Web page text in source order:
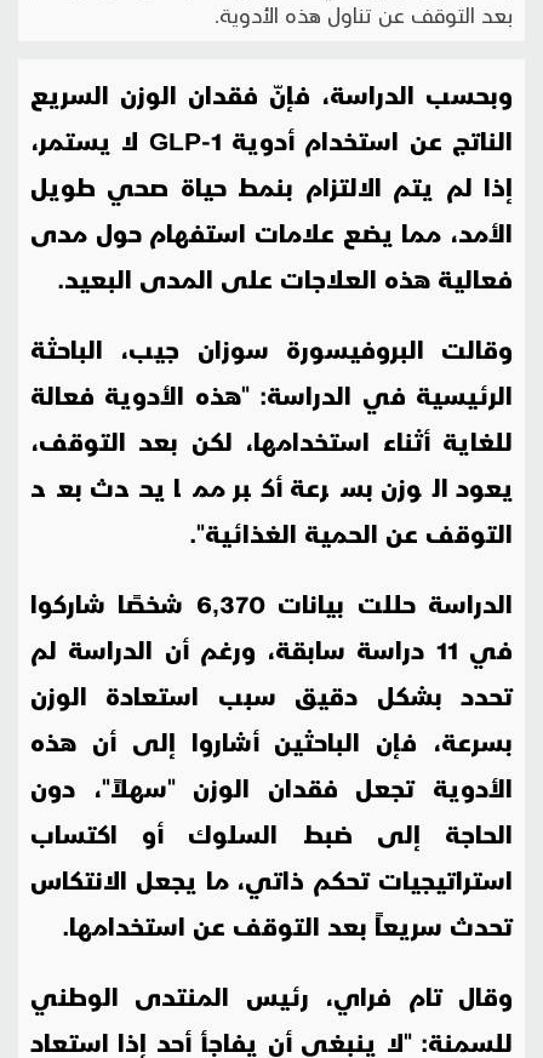
بعد التوقف عن تناول هذه الأدوية.
وبحسب الدراسة، فإنّ فقدان الوزن السريع
الناتج عن استخدام أدوية GLP-1 لا يستمر،
إذا لم يتم الالتزام بنمط حياة صحي طويل
الأمد، مما يضع علامات استفهام حول مدى
فعالية هذه العلاجات على المدى البعيد.
وقالت البروفيسورة سوزان جيب، الباحثة
الرئيسية في الدراسة: "هذه الأدوية فعالة
للغاية أثناء استخدامها، لكن بعد التوقف،
يعود الوزن بسرعة أكبر مما يحدث بعد
التوقف عن الحمية الغذائية".
الدراسة حللت بيانات 6,370 شخصًا شاركوا
في 11 دراسة سابقة، ورغم أن الدراسة لم
تحدد بشكل دقيق سبب استعادة الوزن
بسرعة، فإن الباحثين أشاروا إلى أن هذه
الأدوية تجعل فقدان الوزن "سهلاً"، دون
الحاجة إلى ضبط السلوك أو اكتساب
استراتيجيات تحكم ذاتي، ما يجعل الانتكاس
تحدث سريعاً بعد التوقف عن استخدامها.
وقال تام فراي، رئيس المنتدى الوطني
للسمنة: "لا ينبغي أن يفاجأ أحد إذا استعاد